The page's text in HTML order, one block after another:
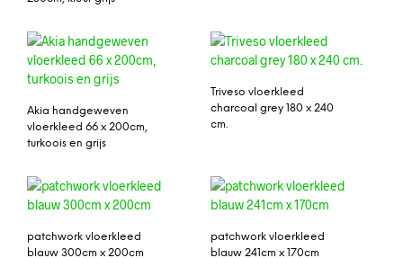
Akia handgeweven
vloerkleed 66 x 200cm,
turkoois en grijs
Triveso vloerkleed
charcoal grey 180 x 240
cm.
patchwork vloerkleed
blauw 300cm x 200cm
patchwork vloerkleed
blauw 241cm x 170cm